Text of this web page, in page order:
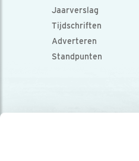
Jaarverslag
Tijdschriften
Adverteren
Standpunten